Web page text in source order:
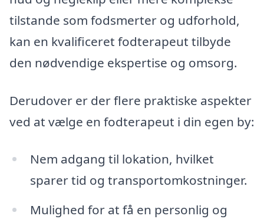
tilstande som fodsmerter og udforhold,
kan en kvalificeret fodterapeut tilbyde
den nødvendige ekspertise og omsorg.
Derudover er der flere praktiske aspekter
ved at vælge en fodterapeut i din egen by:
Nem adgang til lokation, hvilket
sparer tid og transportomkostninger.
Mulighed for at få en personlig og